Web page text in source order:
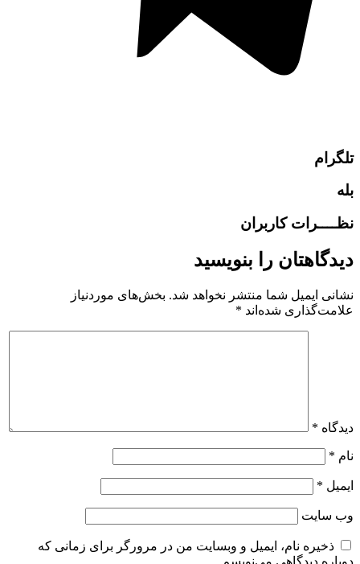
تلگرام
بله
نظــــرات کاربران
دیدگاهتان را بنویسید
نشانی ایمیل شما منتشر نخواهد شد. بخش‌های موردنیاز
علامت‌گذاری شده‌اند *
دیدگاه *
نام *
ایمیل *
وب‌ سایت
ذخیره نام، ایمیل و وبسایت من در مرورگر برای زمانی که
دوباره دیدگاهی می‌نویسم.